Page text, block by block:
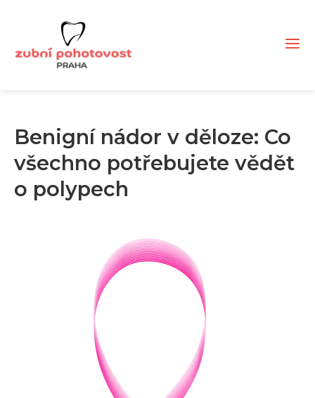
Benigní nádor v děloze: Co
všechno potřebujete vědět
o polypech